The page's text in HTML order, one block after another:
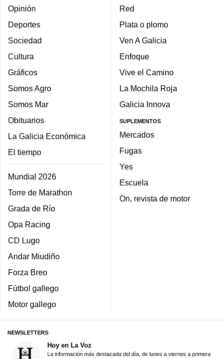
Opinión
Deportes
Sociedad
Cultura
Gráficos
Somos Agro
Somos Mar
Obituarios
La Galicia Económica
El tiempo
Mundial 2026
Torre de Marathon
Grada de Río
Opa Racing
CD Lugo
Andar Miudiño
Forza Breo
Fútbol gallego
Motor gallego
Red
Plata o plomo
Ven A Galicia
Enfoque
Vive el Camino
La Mochila Roja
Galicia Innova
SUPLEMENTOS
Mercados
Fugas
Yes
Escuela
On, revista de motor
NEWSLETTERS
Hoy en La Voz
La información más destacada del día, de lunes a viernes a primera